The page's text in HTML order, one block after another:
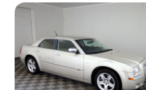
ekran
Yük kapasitesi